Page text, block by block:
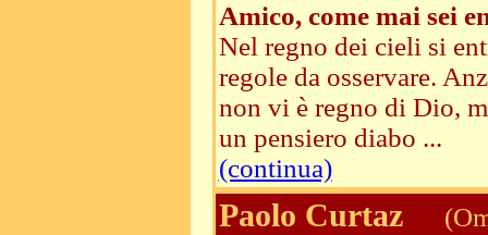
Amico, come mai sei
Nel regno dei cieli si
regole da osservare.
non vi è regno di Dio,
un pensiero diabo ...
(continua)
Paolo Curtaz